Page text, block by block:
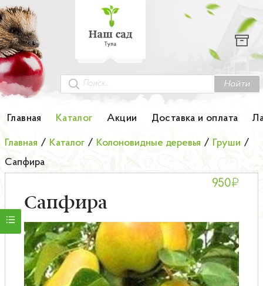
Найти
Главная Каталог Акции Доставка и оплата
Каталог
Гортензии
Грунты
Колоновидные деревья
Лук-севок
Малина
Мини-деревья
НОВИНКА Английские и Японские розы
Главная / Каталог / Колоновидные деревья / Груши /
Сапфира
Сапфира
950₽